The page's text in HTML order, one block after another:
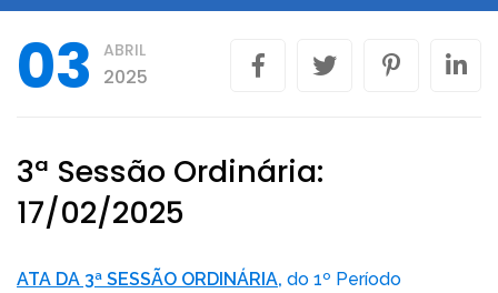
LEGISLAÇÃO
MUNICIPAL
INTERNO
LICITAÇÕES
PORTAL
03 ABRIL
2025
3ª Sessão Ordinária:
17/02/2025
ATA DA 3ª SESSÃO ORDINÁRIA, do 1º Período